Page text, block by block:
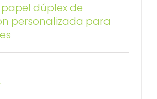
dúplex de
personalizada para
cartón de impresión
para calcetines
desmontable Cajas rígidas con